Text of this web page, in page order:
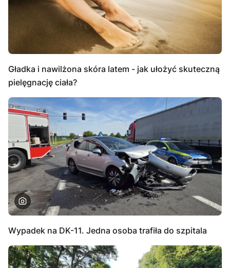
Gładka i nawilżona skóra latem - jak ułożyć skuteczną
pielęgnację ciała?
Wypadek na DK-11. Jedna osoba trafiła do szpitala